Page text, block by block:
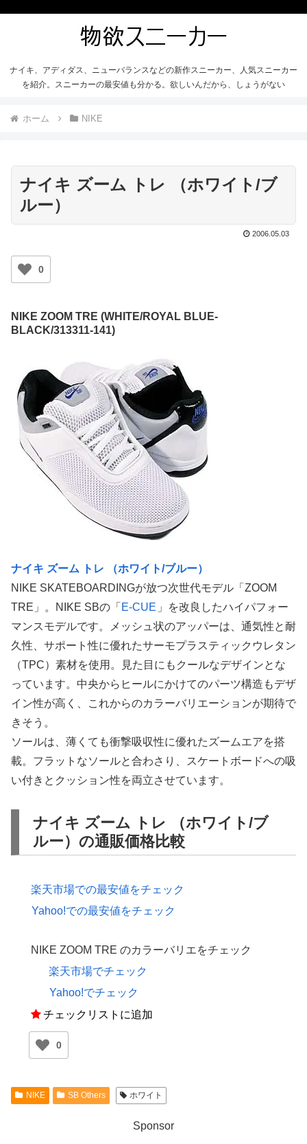
ナイキ、アディダス、ニューバランスなどの新作スニーカー、人気スニーカー
を紹介。スニーカーの最安値も分かる。欲しいんだから、しょうがない
ホーム NIKE
ナイキ ズーム トレ （ホワイト/ブ
ルー）
2006.05.03
0
NIKE ZOOM TRE (WHITE/ROYAL BLUE-
BLACK/313311-141)
ナイキ ズーム トレ （ホワイト/ブルー）
NIKE SKATEBOARDINGが放つ次世代モデル「ZOOM
TRE」。NIKE SBの「 E-CUE 」を改良したハイパフォー
マンスモデルです。メッシュ状のアッパーは、通気性と耐
久性、サポート性に優れたサーモプラスティックウレタン
（TPC）素材を使用。見た目にもクールなデザインとな
っています。中央からヒールにかけてのパーツ構造もデザ
イン性が高く、これからのカラーバリエーションが期待で
きそう。
ソールは、薄くても衝撃吸収性に優れたズームエアを搭
載。フラットなソールと合わさり、スケートボードへの吸
い付きとクッション性を両立させています。
ナイキ ズーム トレ （ホワイト/ブ
ルー）の通販価格比較
楽天市場での最安値をチェック
Yahoo!での最安値をチェック
NIKE ZOOM TRE のカラーバリエをチェック
楽天市場でチェック
Yahoo!でチェック
チェックリストに追加
0
NIKE SB Others ホワイト
Sponsor